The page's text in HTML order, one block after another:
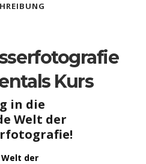
Kurs
in die
Welt der
der